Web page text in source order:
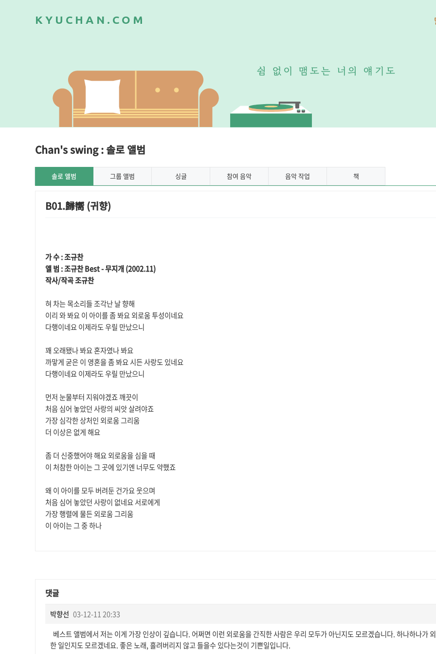
K Y U C H A N . C O M
쉼 없 이 맴도는 너의 얘 기 도
Chan's swing : 솔로 앨범
솔로 앨범 그룹 앨범 싱글 참여 음악 음악 작업 책
B01.歸嚮 (귀향)
가 수 : 조규찬
앨 범 : 조규찬 Best - 무지개 (2002.11)
작사/작곡 조규찬
혀 차는 목소리들 조각난 날 향해
이리 와 봐요 이 아이를 좀 봐요 외로움 투성이네요
다행이네요 이제라도 우릴 만났으니
꽤 오래됐나 봐요 혼자였나 봐요
까맣게 굳은 이 영혼을 좀 봐요 시든 사랑도 있네요
다행이네요 이제라도 우릴 만났으니
먼저 눈물부터 지워야겠죠 깨끗이
처음 심어 놓았던 사랑의 씨앗 살려야죠
가장 심각한 상처인 외로움 그리움
더 이상은 없게 해요
좀 더 신중했어야 해요 외로움을 심을 때
이 처참한 아이는 그 곳에 있기엔 너무도 약했죠
왜 이 아이를 모두 버려둔 건가요 웃으며
처음 심어 놓았던 사랑이 없네요 서로에게
가장 행렬에 물든 외로움 그리움
이 아이는 그 중 하나
댓글
박향선 03-12-11 20:33
베스트 앨범에서 저는 이게 가장 인상이 깊습니다. 어쩌면 이런 외로움을 간직한 사람은 우리 모두가 아닌지도 모르겠습니다. 하나하나가
한 일인지도 모르겠네요. 좋은 노래, 흘려버리지 않고 들을수 있다는것이 기쁜일입니다.